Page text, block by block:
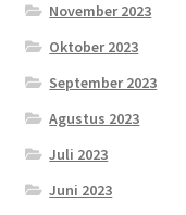
November 2023
Oktober 2023
September 2023
Agustus 2023
Juli 2023
Juni 2023